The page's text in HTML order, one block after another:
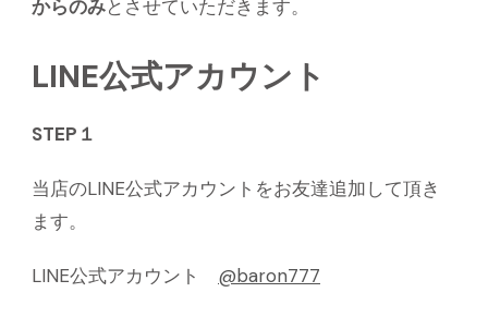
からのみとさせていただきます。
LINE公式アカウント
STEP１
当店のLINE公式アカウントをお友達追加して頂き
ます。
LINE公式アカウント @baron777